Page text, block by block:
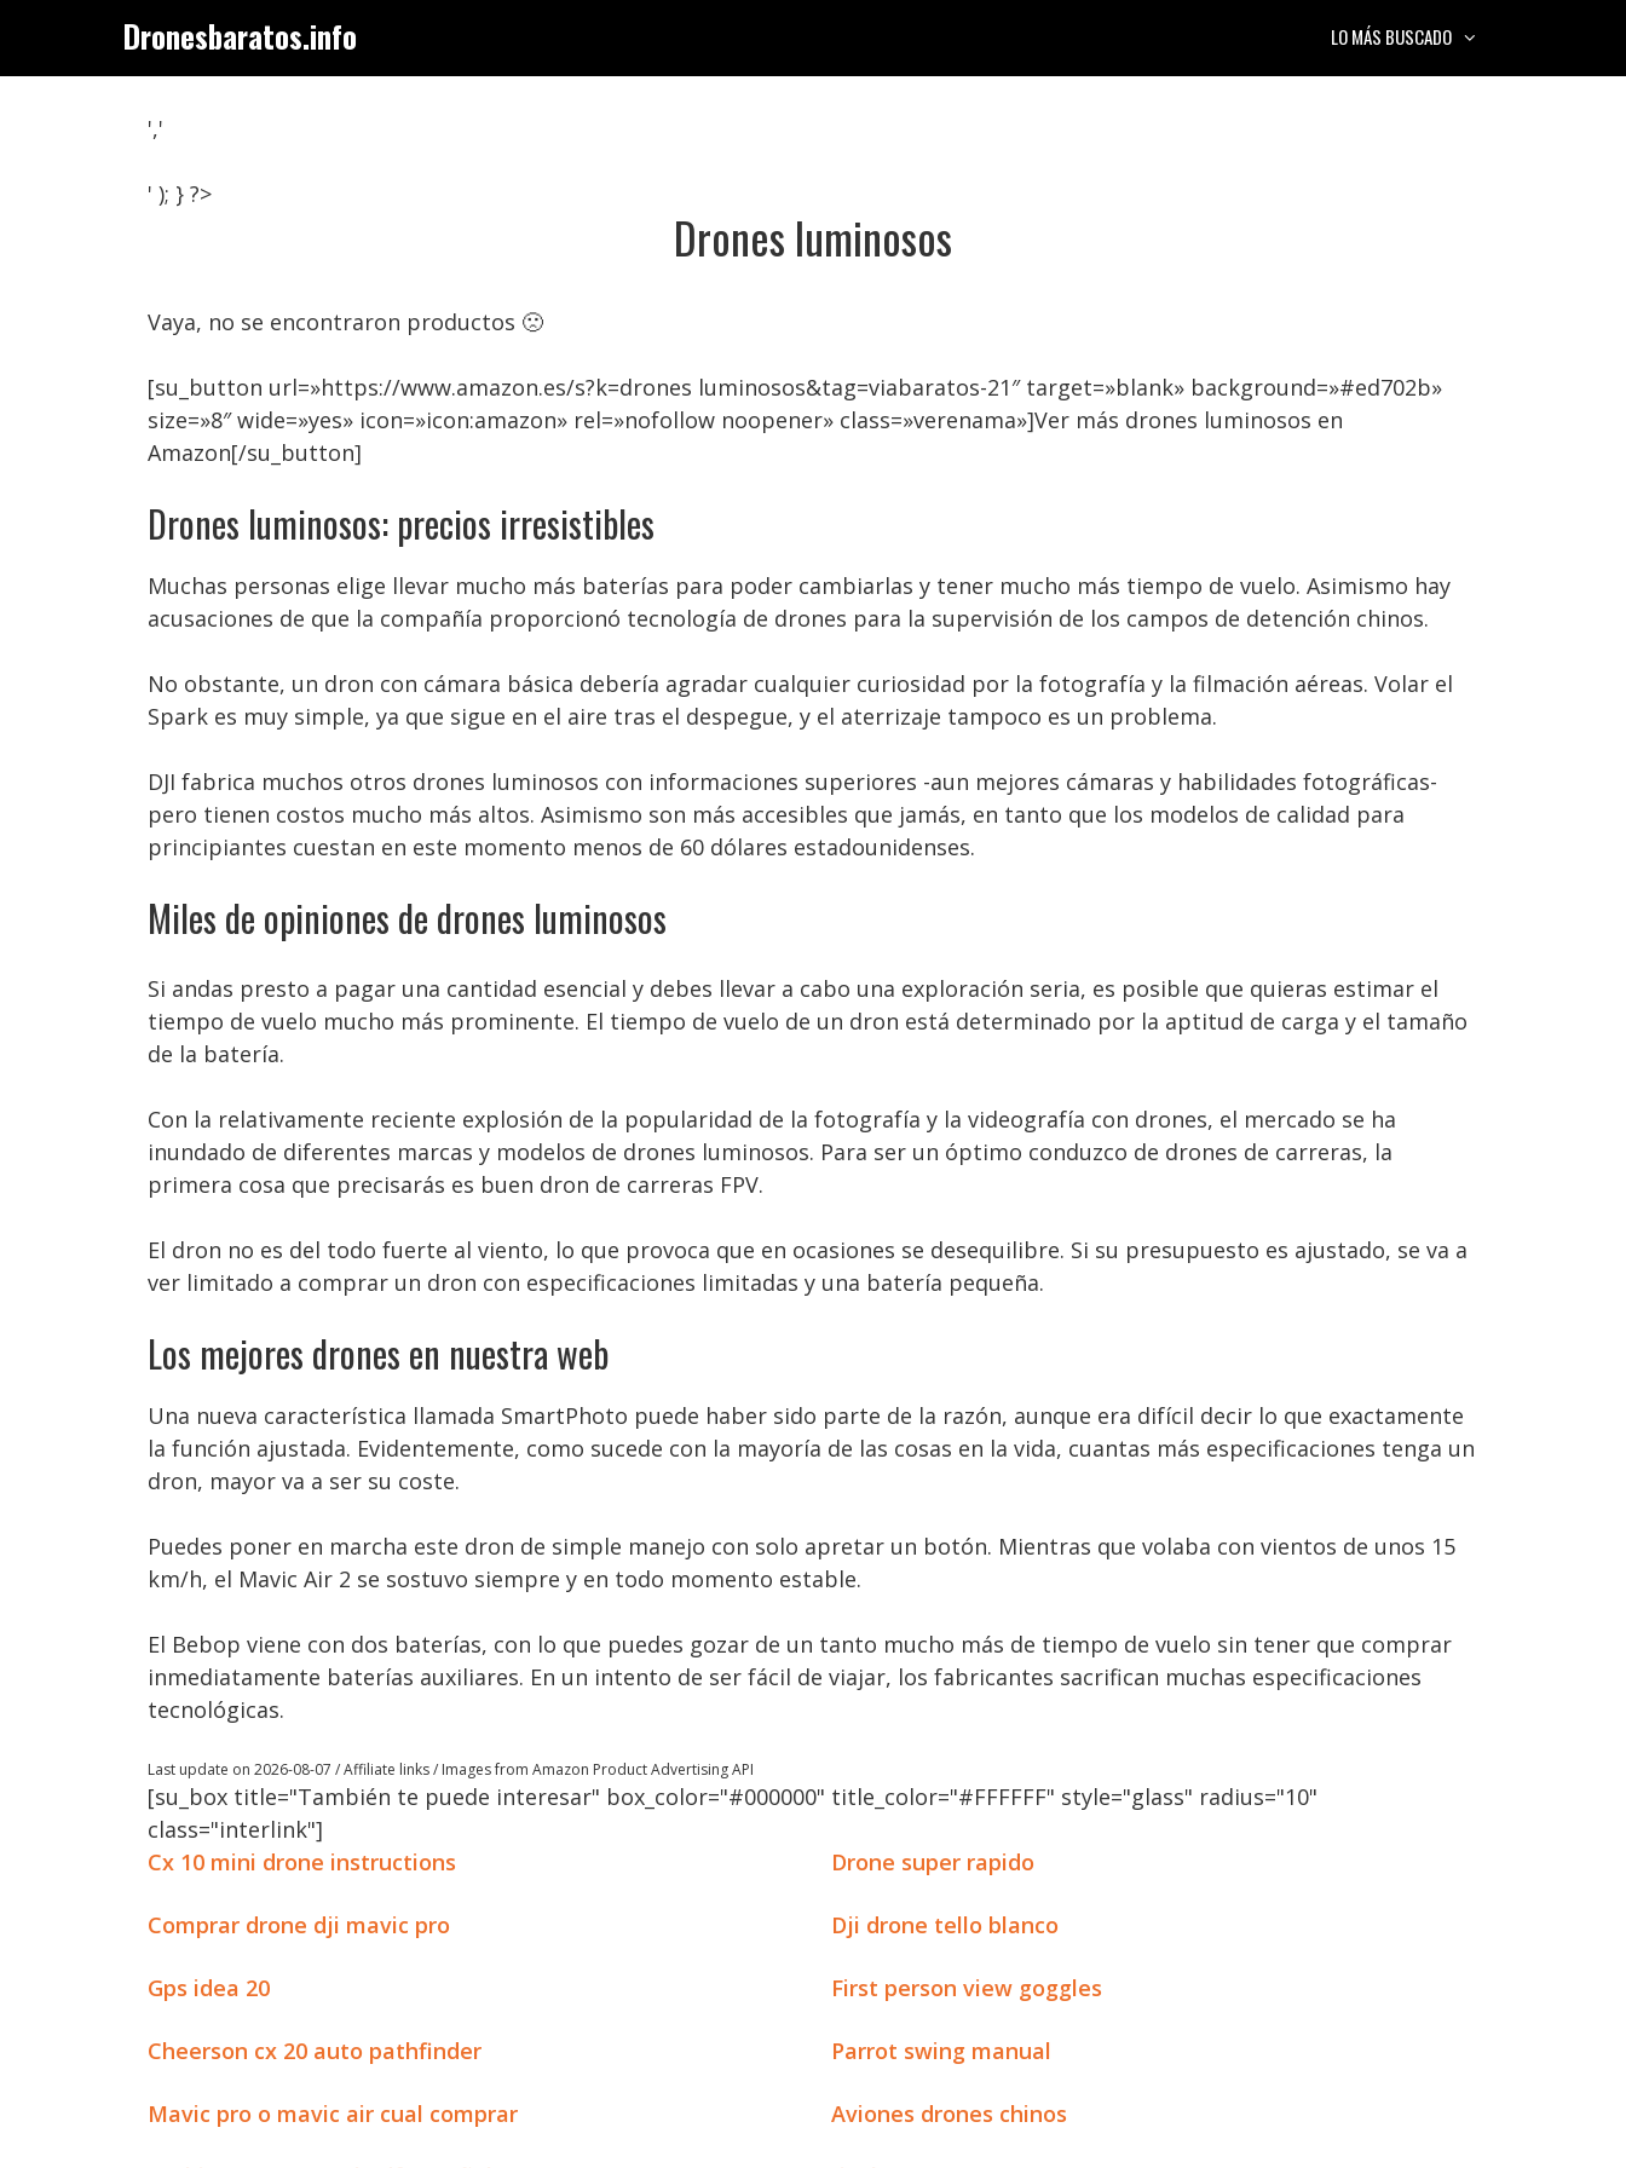
contenido
Dronesbaratos.info LO MÁS BUSCADO
','
' ); } ?>
Drones luminosos
Vaya, no se encontraron productos 🙁
[su_button url=»https://www.amazon.es/s?k=drones luminosos&tag=viabaratos-21″ target=»blank» background=»#ed702b»
size=»8″ wide=»yes» icon=»icon:amazon» rel=»nofollow noopener» class=»verenama»]Ver más drones luminosos en
Amazon[/su_button]
Drones luminosos: precios irresistibles
Muchas personas elige llevar mucho más baterías para poder cambiarlas y tener mucho más tiempo de vuelo. Asimismo hay
acusaciones de que la compañía proporcionó tecnología de drones para la supervisión de los campos de detención chinos.
No obstante, un dron con cámara básica debería agradar cualquier curiosidad por la fotografía y la filmación aéreas. Volar el
Spark es muy simple, ya que sigue en el aire tras el despegue, y el aterrizaje tampoco es un problema.
DJI fabrica muchos otros drones luminosos con informaciones superiores -aun mejores cámaras y habilidades fotográficas-
pero tienen costos mucho más altos. Asimismo son más accesibles que jamás, en tanto que los modelos de calidad para
principiantes cuestan en este momento menos de 60 dólares estadounidenses.
Miles de opiniones de drones luminosos
Si andas presto a pagar una cantidad esencial y debes llevar a cabo una exploración seria, es posible que quieras estimar el
tiempo de vuelo mucho más prominente. El tiempo de vuelo de un dron está determinado por la aptitud de carga y el tamaño
de la batería.
Con la relativamente reciente explosión de la popularidad de la fotografía y la videografía con drones, el mercado se ha
inundado de diferentes marcas y modelos de drones luminosos. Para ser un óptimo conduzco de drones de carreras, la
primera cosa que precisarás es buen dron de carreras FPV.
El dron no es del todo fuerte al viento, lo que provoca que en ocasiones se desequilibre. Si su presupuesto es ajustado, se va a
ver limitado a comprar un dron con especificaciones limitadas y una batería pequeña.
Los mejores drones en nuestra web
Una nueva característica llamada SmartPhoto puede haber sido parte de la razón, aunque era difícil decir lo que exactamente
la función ajustada. Evidentemente, como sucede con la mayoría de las cosas en la vida, cuantas más especificaciones tenga un
dron, mayor va a ser su coste.
Puedes poner en marcha este dron de simple manejo con solo apretar un botón. Mientras que volaba con vientos de unos 15
km/h, el Mavic Air 2 se sostuvo siempre y en todo momento estable.
El Bebop viene con dos baterías, con lo que puedes gozar de un tanto mucho más de tiempo de vuelo sin tener que comprar
inmediatamente baterías auxiliares. En un intento de ser fácil de viajar, los fabricantes sacrifican muchas especificaciones
tecnológicas.
Last update on 2026-08-07 / Affiliate links / Images from Amazon Product Advertising API
[su_box title="También te puede interesar" box_color="#000000" title_color="#FFFFFF" style="glass" radius="10"
class="interlink"]
Cx 10 mini drone instructions
Drone super rapido
Comprar drone dji mavic pro Dji drone tello blanco
Gps idea 20 First person view goggles
Cheerson cx 20 auto pathfinder Parrot swing manual
Mavic pro o mavic air cual comprar Aviones drones chinos